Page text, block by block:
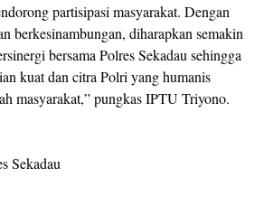
partisipasi masyarakat. Dengan
berkesinambungan, diharapkan semakin
bersama Polres Sekadau sehingga
kuat dan citra Polri yang humanis
masyarakat,” pungkas IPTU Triyono.
Sekadau